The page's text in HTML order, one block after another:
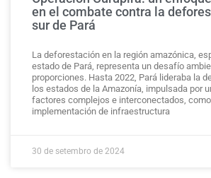
en el combate contra la
sur de Pará
La deforestación en la región amazónica,
estado de Pará, representa un desafío
proporciones. Hasta 2022, Pará lideraba la
los estados de la Amazonía, impulsada por
factores complejos e interconectados,
implementación de infraestructura
30 de setembro de 2024